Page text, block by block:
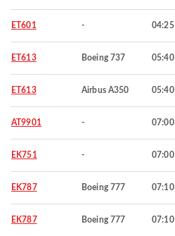
ET601 - 04:25
ET613 Boeing 737 05:40
ET613 Airbus A350 05:40
AT9901 - 07:00
EK751 - 07:00
EK787 Boeing 777 07:10
EK787 Boeing 777 07:10